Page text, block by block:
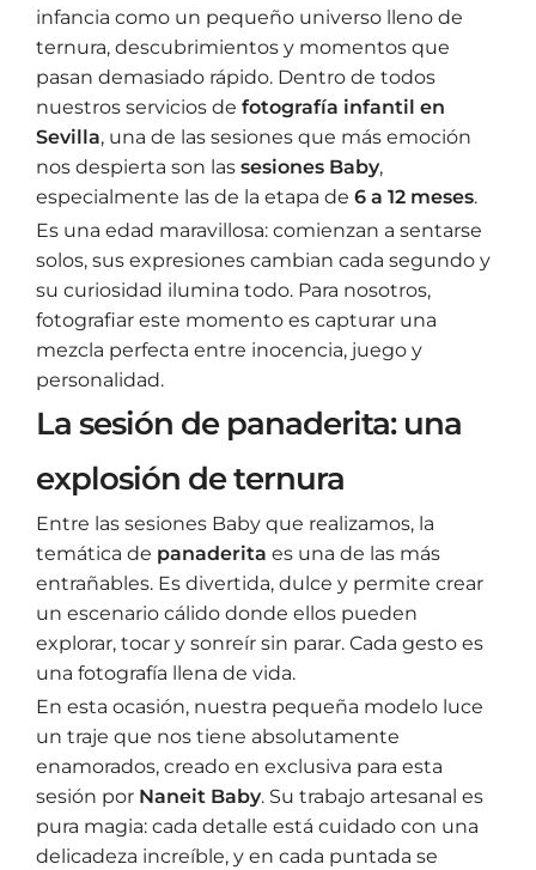
infancia como un pequeño universo lleno de
ternura, descubrimientos y momentos que
pasan demasiado rápido. Dentro de todos
nuestros servicios de fotografía infantil en
Sevilla, una de las sesiones que más emoción
nos despierta son las sesiones Baby,
especialmente las de la etapa de 6 a 12 meses.
Es una edad maravillosa: comienzan a sentarse
solos, sus expresiones cambian cada segundo y
su curiosidad ilumina todo. Para nosotros,
fotografiar este momento es capturar una
mezcla perfecta entre inocencia, juego y
personalidad.
La sesión de panaderita: una
explosión de ternura
Entre las sesiones Baby que realizamos, la
temática de panaderita es una de las más
entrañables. Es divertida, dulce y permite crear
un escenario cálido donde ellos pueden
explorar, tocar y sonreír sin parar. Cada gesto es
una fotografía llena de vida.
En esta ocasión, nuestra pequeña modelo luce
un traje que nos tiene absolutamente
enamorados, creado en exclusiva para esta
sesión por Naneit Baby. Su trabajo artesanal es
pura magia: cada detalle está cuidado con una
delicadeza increíble, y en cada puntada se